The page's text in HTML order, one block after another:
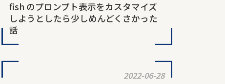
fish のプロンプト表示をカスタマイズ
しようとしたら少しめんどくさかった
話
2022-06-28